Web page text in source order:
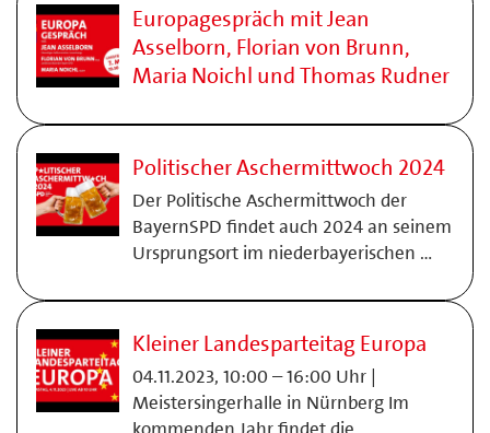
Europagespräch mit Jean
Asselborn, Florian von Brunn,
Maria Noichl und Thomas Rudner
Politischer Aschermittwoch 2024
Der Politische Aschermittwoch der
BayernSPD findet auch 2024 an seinem
Ursprungsort im niederbayerischen …
Kleiner Landesparteitag Europa
04.11.2023, 10:00 – 16:00 Uhr |
Meistersingerhalle in Nürnberg Im